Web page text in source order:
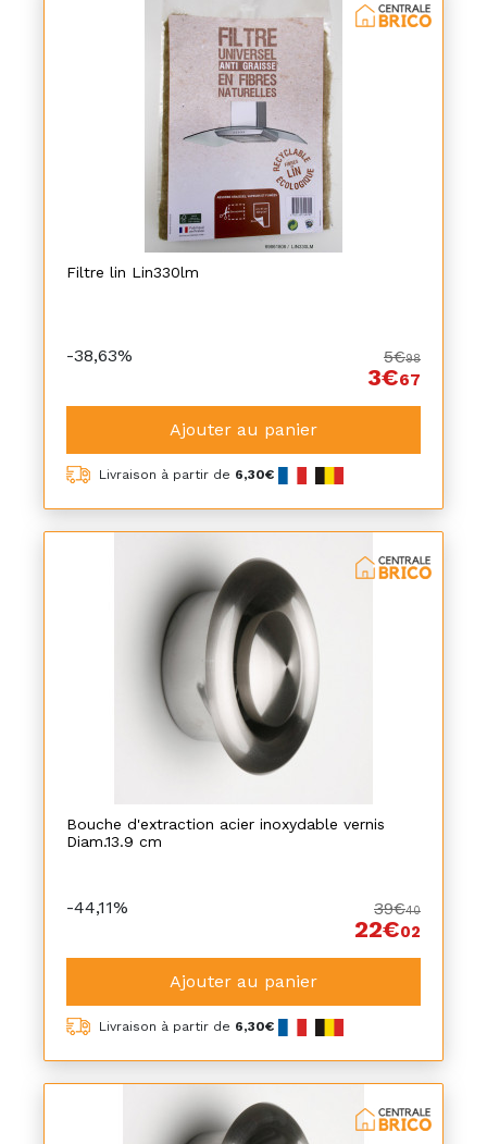
Filtre lin Lin330lm
-38,63% 5€98
3€67
Ajouter au panier
Livraison à partir de 6,30€
Bouche d'extraction acier inoxydable vernis
Diam.13.9 cm
-44,11% 39€40
22€02
Ajouter au panier
Livraison à partir de 6,30€